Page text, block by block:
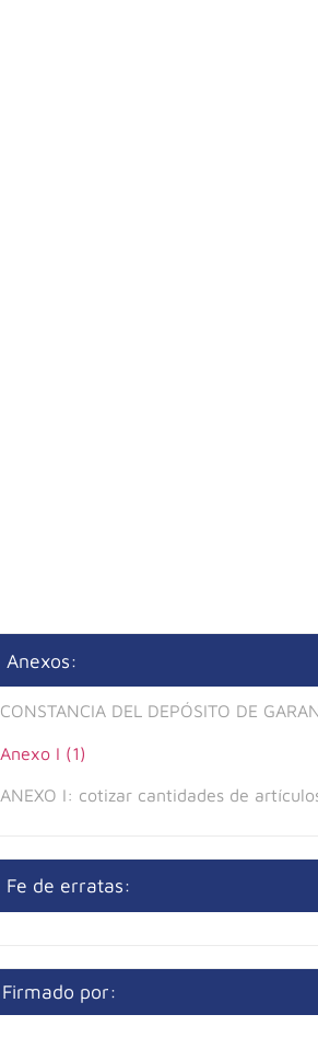
Anexos:
CONSTANCIA DEL DEPÓSITO DE
Anexo I (1)
ANEXO I: cotizar cantidades de
Fe de erratas:
Firmado por: